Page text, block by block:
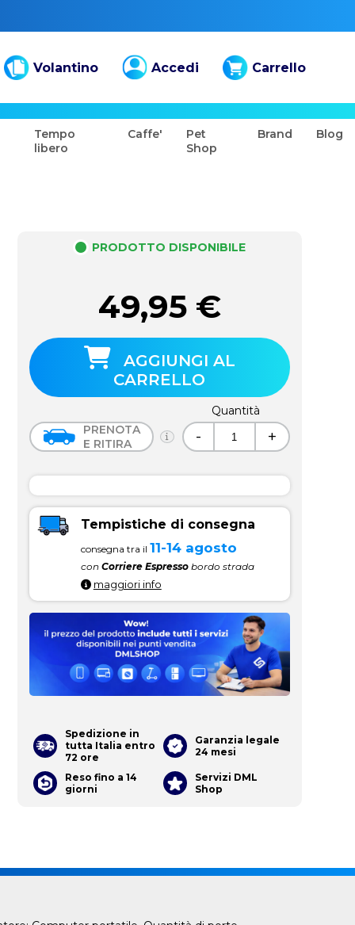
Volantino Accedi Carrello
Tempo
libero
Caffe'
Pet
Shop
Brand Blog
PRODOTTO DISPONIBILE
49,95 €
AGGIUNGI AL
CARRELLO
PRENOTA
E RITIRA
Quantità
- +
Tempistiche di consegna
consegna tra il 11-14 agosto
con Corriere Espressobordo strada
maggiori info
Spedizione in
tutta Italia entro
72 ore
Garanzia legale
24 mesi
Reso fino a 14
giorni
Servizi DML
Shop